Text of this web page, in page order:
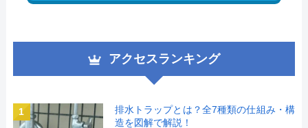
アクセスランキング
1
排水トラップとは？全7種類の仕組み・構
造を図解で解説！